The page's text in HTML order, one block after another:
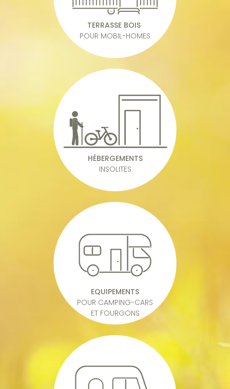
TERRASSE BOIS
POUR MOBIL-HOMES
HÉBERGEMENTS
INSOLITES
EQUIPEMENTS
POUR CAMPING-CARS
ET FOURGONS